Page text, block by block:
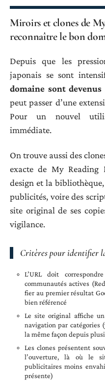
Miroirs et clones de
reconnaître le bon
Depuis que les
japonais se sont
domaine sont
peut passer d’une
Pour un nouvel
immédiate.
On trouve aussi des
exacte de My Reading
design et la
publicités, voire des
site original de ses
vigilance.
Critères pour identifier
L’URL doit
communautés actives
fier au premier résultat
bien référencé
Le site original affiche
navigation par catégories
la même façon depuis
Les clones présentent
l’ouverture, là où le
publicitaires moins
présente)